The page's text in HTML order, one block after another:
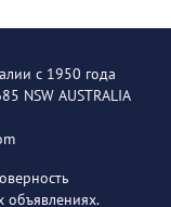
с 1950 года
NSW AUSTRALIA